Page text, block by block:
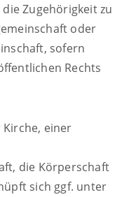
Zugehörigkeit zu
oder
sofern
Rechts
einer
die Körperschaft
sich ggf. unter